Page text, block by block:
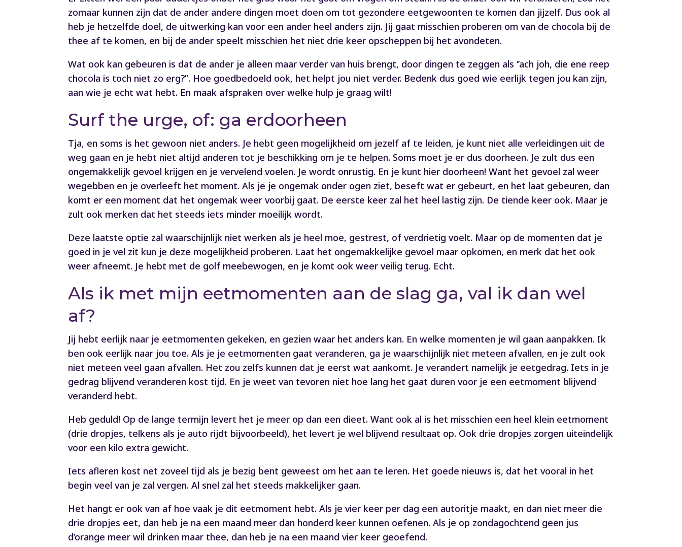
zomaar kunnen zijn dat de ander andere dingen moet doen om tot gezondere eetgewoonten te komen dan jijzelf. Dus ook al
heb je hetzelfde doel, de uitwerking kan voor een ander heel anders zijn. Jij gaat misschien proberen om van de chocola bij de
thee af te komen, en bij de ander speelt misschien het niet drie keer opscheppen bij het avondeten.
Wat ook kan gebeuren is dat de ander je alleen maar verder van huis brengt, door dingen te zeggen als ‘’ach joh, die ene reep
chocola is toch niet zo erg?”. Hoe goedbedoeld ook, het helpt jou niet verder. Bedenk dus goed wie eerlijk tegen jou kan zijn,
aan wie je echt wat hebt. En maak afspraken over welke hulp je graag wilt!
Surf the urge, of: ga erdoorheen
Tja, en soms is het gewoon niet anders. Je hebt geen mogelijkheid om jezelf af te leiden, je kunt niet alle verleidingen uit de
weg gaan en je hebt niet altijd anderen tot je beschikking om je te helpen. Soms moet je er dus doorheen. Je zult dus een
ongemakkelijk gevoel krijgen en je vervelend voelen. Je wordt onrustig. En je kunt hier doorheen! Want het gevoel zal weer
wegebben en je overleeft het moment. Als je je ongemak onder ogen ziet, beseft wat er gebeurt, en het laat gebeuren, dan
komt er een moment dat het ongemak weer voorbij gaat. De eerste keer zal het heel lastig zijn. De tiende keer ook. Maar je
zult ook merken dat het steeds iets minder moeilijk wordt.
Deze laatste optie zal waarschijnlijk niet werken als je heel moe, gestrest, of verdrietig voelt. Maar op de momenten dat je
goed in je vel zit kun je deze mogelijkheid proberen. Laat het ongemakkelijke gevoel maar opkomen, en merk dat het ook
weer afneemt. Je hebt met de golf meebewogen, en je komt ook weer veilig terug. Echt.
Als ik met mijn eetmomenten aan de slag ga, val ik dan wel
af?
Jij hebt eerlijk naar je eetmomenten gekeken, en gezien waar het anders kan. En welke momenten je wil gaan aanpakken. Ik
ben ook eerlijk naar jou toe. Als je je eetmomenten gaat veranderen, ga je waarschijnlijk niet meteen afvallen, en je zult ook
niet meteen veel gaan afvallen. Het zou zelfs kunnen dat je eerst wat aankomt. Je verandert namelijk je eetgedrag. Iets in je
gedrag blijvend veranderen kost tijd. En je weet van tevoren niet hoe lang het gaat duren voor je een eetmoment blijvend
veranderd hebt.
Heb geduld! Op de lange termijn levert het je meer op dan een dieet. Want ook al is het misschien een heel klein eetmoment
(drie dropjes, telkens als je auto rijdt bijvoorbeeld), het levert je wel blijvend resultaat op. Ook drie dropjes zorgen uiteindelijk
voor een kilo extra gewicht.
Iets afleren kost net zoveel tijd als je bezig bent geweest om het aan te leren. Het goede nieuws is, dat het vooral in het
begin veel van je zal vergen. Al snel zal het steeds makkelijker gaan.
Het hangt er ook van af hoe vaak je dit eetmoment hebt. Als je vier keer per dag een autoritje maakt, en dan niet meer die
drie dropjes eet, dan heb je na een maand meer dan honderd keer kunnen oefenen. Als je op zondagochtend geen jus
d’orange meer wil drinken maar thee, dan heb je na een maand vier keer geoefend.